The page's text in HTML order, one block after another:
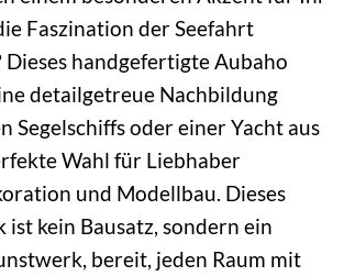
Faszination der Seefahrt
handgefertigte Aubaho
detailgetreue Nachbildung
Segelschiffs oder einer Yacht aus
Wahl für Liebhaber
und Modellbau. Dieses
ist kein Bausatz, sondern ein
bereit, jeden Raum mit